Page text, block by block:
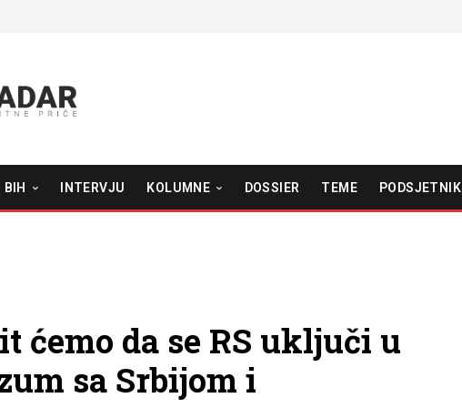
BIH INTERVJU KOLUMNE DOSSIER TEME PODSJETNIK
ćemo da se RS uključi u
sa Srbijom i